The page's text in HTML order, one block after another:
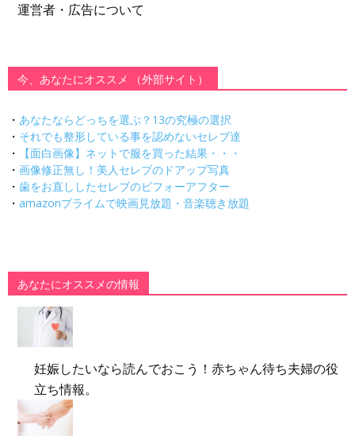
運営者・広告について
今、あなたにオススメ （外部サイト）
・ あなたならどっちを選ぶ？13の究極の選択
・ それでも整形している事を認めないセレブ達
・
【面白画像】ネットで服を買った結果・・・
・ 画像修正無し！美人セレブのドアップ写真
・ 歯をお直ししたセレブのビフォーアフター
・ amazonプライムで映画見放題・音楽聴き放題
あなたにオススメの情報
妊娠したいなら読んでおこう！赤ちゃん待ち夫婦の役
立ち情報。